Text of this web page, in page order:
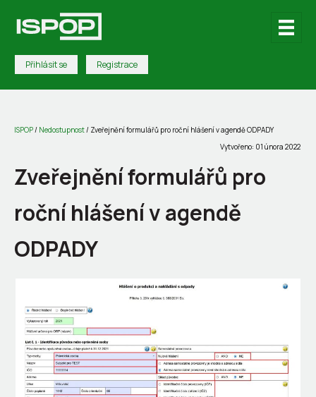
Přihlásit se Registrace
ISPOP/ Nedostupnost/ Zveřejnění formulářů pro roční hlášení v agendě ODPADY
Vytvořeno: 01 února 2022
Zveřejnění formulářů pro
roční hlášení v agendě
ODPADY